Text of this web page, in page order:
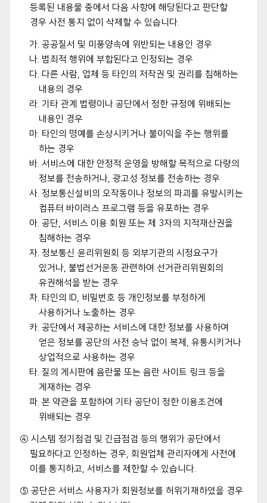
등록된 내용물 중에서 다음 사항에 해당된다고 판단할
경우 사전 통지 없이 삭제할 수 있습니다.
가. 공공질서 및 미풍양속에 위반되는 내용인 경우
나. 범죄적 행위에 부합된다고 인정되는 경우
다. 다른 사람, 업체 등 타인의 저작권 및 권리를 침해하는
내용의 경우
라. 기타 관계 법령이나 공단에서 정한 규정에 위배되는
내용인 경우
마. 타인의 명예를 손상시키거나 불이익을 주는 행위를
하는 경우
바. 서비스에 대한 안정적 운영을 방해할 목적으로 다량의
정보를 전송하거나, 광고성 정보를 전송하는 경우
사. 정보통신설비의 오작동이나 정보의 파괴를 유발시키는
컴퓨터 바이러스 프로그램 등을 유포하는 경우
아. 공단, 서비스 이용 회원 또는 제 3자의 지적재산권을
침해하는 경우
자. 정보통신 윤리위원회 등 외부기관의 시정요구가
있거나, 불법선거운동 관련하여 선거관리위원회의
유권해석을 받는 경우
차. 타인의 ID, 비밀번호 등 개인정보를 부정하게
사용하거나 노출하는 경우
카. 공단에서 제공하는 서비스에 대한 정보를 사용하여
얻은 정보를 공단의 사전 승낙 없이 복제, 유통시키거나
상업적으로 사용하는 경우
타. 질의 게시판에 음란물 또는 음란 사이트 링크 등을
게재하는 경우
파. 본 약관을 포함하여 기타 공단이 정한 이용조건에
위배되는 경우
④ 시스템 정기점검 및 긴급점검 등의 행위가 공단에서
필요하다고 인정하는 경우, 회원업체 관리자에게 사전에
이를 통지하고, 서비스를 제한할 수 있습니다.
⑤ 공단은 서비스 사용자가 회원정보를 허위기재하였을 경우